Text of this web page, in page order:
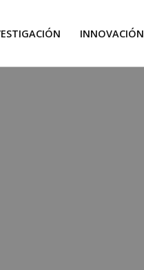
INNOVACIÓN